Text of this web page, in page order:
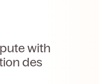
with
des